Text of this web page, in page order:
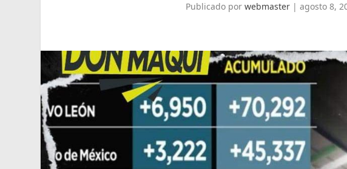
Publicado porwebmaster |agosto 8,